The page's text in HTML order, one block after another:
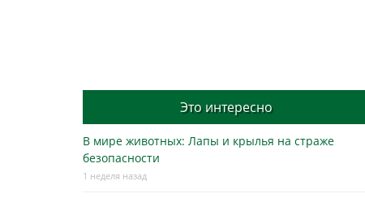
Это интересно
В мире животных: Лапы и крылья на страже
безопасности
1 неделя назад